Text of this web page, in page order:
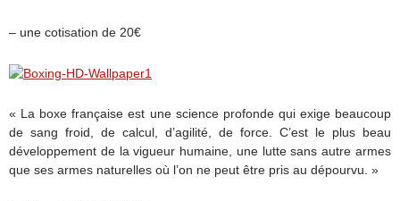
– une cotisation de 20€
« La boxe française est une science profonde qui exige beaucoup
de sang froid, de calcul, d’agilité, de force. C’est le plus beau
développement de la vigueur humaine, une lutte sans autre armes
que ses armes naturelles où l’on ne peut être pris au dépourvu. »